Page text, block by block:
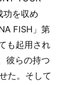
を収め
FISH」第
も起用され
彼らの持つ
た。そして